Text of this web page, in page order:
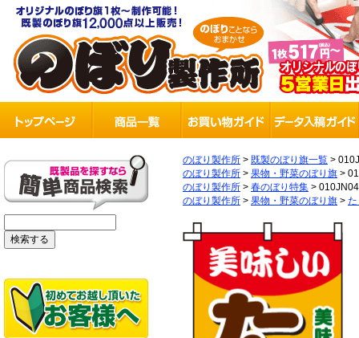
のぼり製作所 > 既製のぼり旗一覧 >
のぼり製作所 > 果物・野菜のぼり旗 >
のぼり製作所 > 春のぼり特集 >
のぼり製作所 > 果物・野菜のぼり旗 >